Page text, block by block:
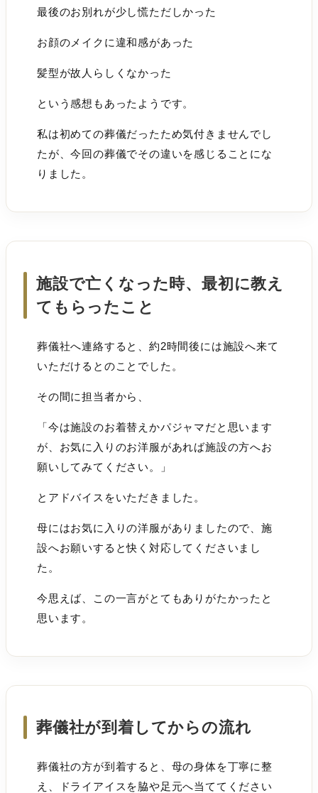
最後のお別れが少し慌ただしかった
お顔のメイクに違和感があった
髪型が故人らしくなかった
という感想もあったようです。
私は初めての葬儀だったため気付きませんでし
たが、今回の葬儀でその違いを感じることにな
りました。
施設で亡くなった時、最初に教え
てもらったこと
葬儀社へ連絡すると、約2時間後には施設へ来て
いただけるとのことでした。
その間に担当者から、
「今は施設のお着替えかパジャマだと思います
が、お気に入りのお洋服があれば施設の方へお
願いしてみてください。」
とアドバイスをいただきました。
母にはお気に入りの洋服がありましたので、施
設へお願いすると快く対応してくださいまし
た。
今思えば、この一言がとてもありがたかったと
思います。
葬儀社が到着してからの流れ
葬儀社の方が到着すると、母の身体を丁寧に整
え、ドライアイスを脇や足元へ当ててください